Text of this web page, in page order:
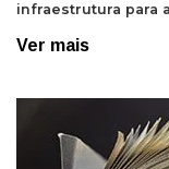
infraestrutura para
Ver mais